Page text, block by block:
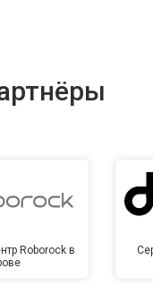
Roborock в